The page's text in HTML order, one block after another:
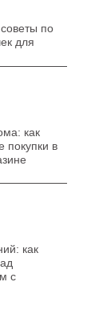
по
для
как
покупки в
как
с